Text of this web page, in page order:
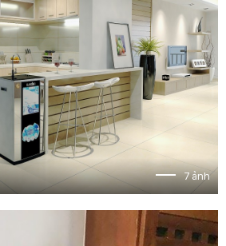
7 ảnh